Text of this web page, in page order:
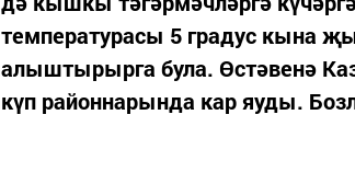
температурасы 5 градус кына
алыштырырга була. Өстәвенә
күп районнарында кар яуды.